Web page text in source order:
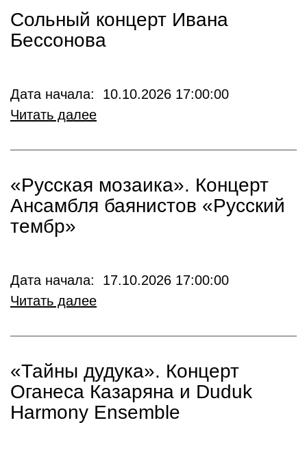
Сольный концерт Ивана
Бессонова
Дата начала: 10.10.2026 17:00:00
Читать далее
«Русская мозаика». Концерт
Ансамбля баянистов «Русский
тембр»
Дата начала: 17.10.2026 17:00:00
Читать далее
«Тайны дудука». Концерт
Оганеса Казаряна и Duduk
Harmony Ensemble